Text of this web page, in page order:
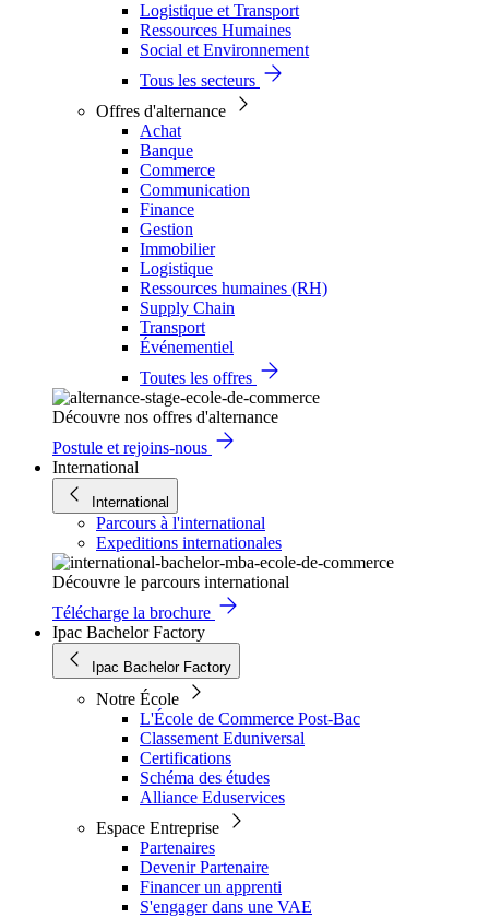
Logistique et Transport
Ressources Humaines
Social et Environnement
Tous les secteurs
Offres d'alternance
Achat
Banque
Commerce
Communication
Finance
Gestion
Immobilier
Logistique
Ressources humaines (RH)
Supply Chain
Transport
Événementiel
Toutes les offres
Découvre nos offres d'alternance
Postule et rejoins-nous
International
International
Parcours à l'international
Expeditions internationales
Découvre le parcours international
Télécharge la brochure
Ipac Bachelor Factory
Ipac Bachelor Factory
Notre École
L'École de Commerce Post-Bac
Classement Eduniversal
Certifications
Schéma des études
Alliance Eduservices
Espace Entreprise
Partenaires
Devenir Partenaire
Financer un apprenti
S'engager dans une VAE